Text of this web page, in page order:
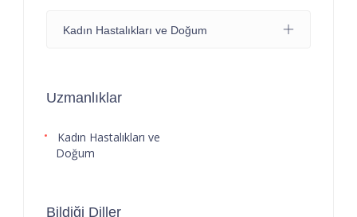
Kadın Hastalıkları ve Doğum
Uzmanlıklar
Kadın Hastalıkları ve
Doğum
Bildiği Diller